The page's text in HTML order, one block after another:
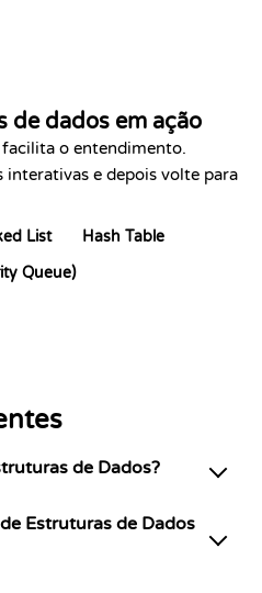
de dados em ação
o entendimento.
interativas e depois volte para
List
Hash Table
Queue)
de Dados?
Estruturas de Dados